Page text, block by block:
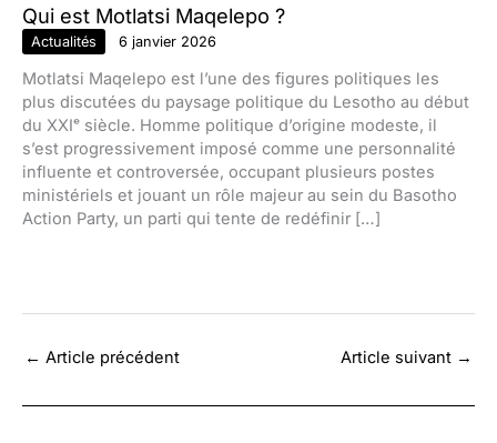
Qui est Motlatsi Maqelepo ?
Actualités 6 janvier 2026
Motlatsi Maqelepo est l’une des figures politiques les
plus discutées du paysage politique du Lesotho au début
du XXIᵉ siècle. Homme politique d’origine modeste, il
s’est progressivement imposé comme une personnalité
influente et controversée, occupant plusieurs postes
ministériels et jouant un rôle majeur au sein du Basotho
Action Party, un parti qui tente de redéfinir […]
← Article précédent Article suivant →